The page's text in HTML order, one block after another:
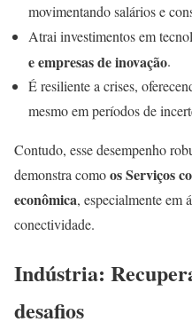
movimentando salários e
Atrai investimentos em
e empresas de inovação.
É resiliente a crises,
mesmo em períodos de
Contudo, esse desempenho
demonstra comoos Serviços
econômica, especialmente em
conectividade.
Indústria:
desafios